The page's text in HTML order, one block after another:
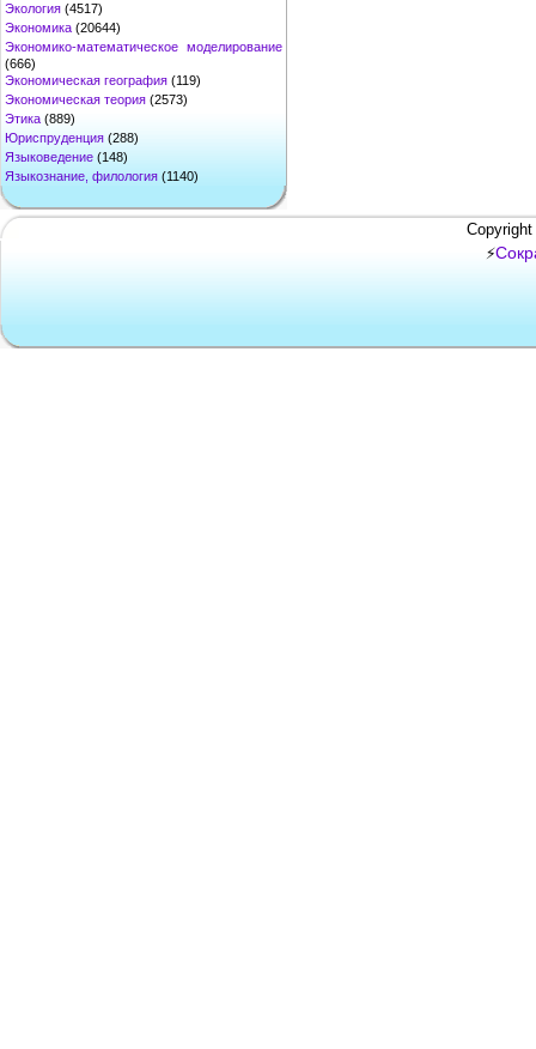
Экология (4517)
Экономика (20644)
Экономико-математическое моделирование
(666)
Экономическая география (119)
Экономическая теория (2573)
Этика (889)
Юриспруденция (288)
Языковедение (148)
Языкознание, филология (1140)
⚡